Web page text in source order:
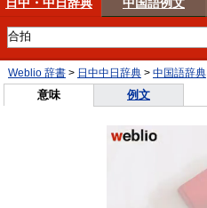
Weblio 辞書 > 日中中日辞典 > 中国語辞典
意味 例文